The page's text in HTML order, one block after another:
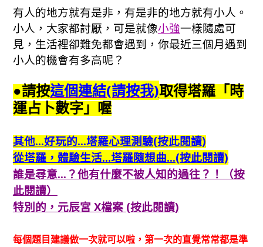
有人的地方就有是非，有是非的地方就有小人。
小人，大家都討厭，可是就像小強一樣隨處可
見，生活裡卻難免都會遇到，你最近三個月遇到
小人的機會有多高呢？
●請按這個連結(請按我)取得塔羅「時
運占卜數字」喔
其他…好玩的…塔羅心理測驗(按此閱讀)
從塔羅，體驗生活…塔羅隨想曲…(按此閱讀)
誰是尋意…？他有什麼不被人知的過往？！（按
此閱讀）
特別的，元辰宮 X檔案 (按此閱讀)
每個題目建議做一次就可以啦，第一次的直覺常常都是準